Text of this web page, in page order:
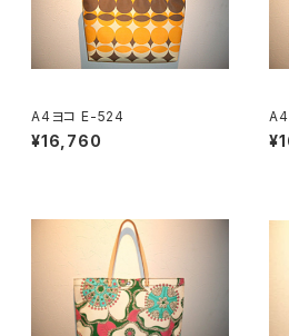
A4ヨコ E-524
¥16,760